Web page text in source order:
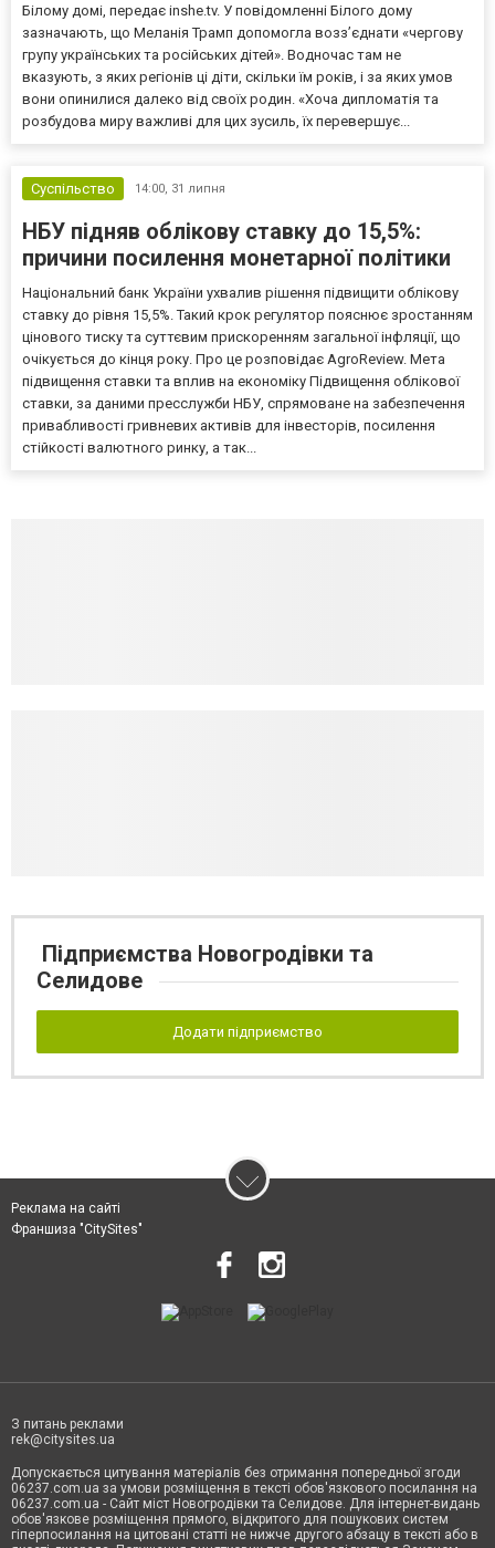
Білому домі, передає inshe.tv. У повідомленні Білого дому
зазначають, що Меланія Трамп допомогла возз’єднати «чергову
групу українських та російських дітей». Водночас там не
вказують, з яких регіонів ці діти, скільки їм років, і за яких умов
вони опинилися далеко від своїх родин. «Хоча дипломатія та
розбудова миру важливі для цих зусиль, їх перевершує...
Суспільство 14:00, 31 липня
НБУ підняв облікову ставку до 15,5%:
причини посилення монетарної політики
Національний банк України ухвалив рішення підвищити облікову
ставку до рівня 15,5%. Такий крок регулятор пояснює зростанням
цінового тиску та суттєвим прискоренням загальної інфляції, що
очікується до кінця року. Про це розповідає AgroReview. Мета
підвищення ставки та вплив на економіку Підвищення облікової
ставки, за даними пресслужби НБУ, спрямоване на забезпечення
привабливості гривневих активів для інвесторів, посилення
стійкості валютного ринку, а так...
Підприємства Новогродівки та
Селидове
Додати підприємство
Реклама на сайті
Франшиза "CitySites"
З питань реклами
rek@citysites.ua
Допускається цитування матеріалів без отримання попередньої згоди
06237.com.ua за умови розміщення в тексті обов'язкового посилання на
06237.com.ua - Сайт міст Новогродівки та Селидове. Для інтернет-видань
обов'язкове розміщення прямого, відкритого для пошукових систем
гіперпосилання на цитовані статті не нижче другого абзацу в тексті або в